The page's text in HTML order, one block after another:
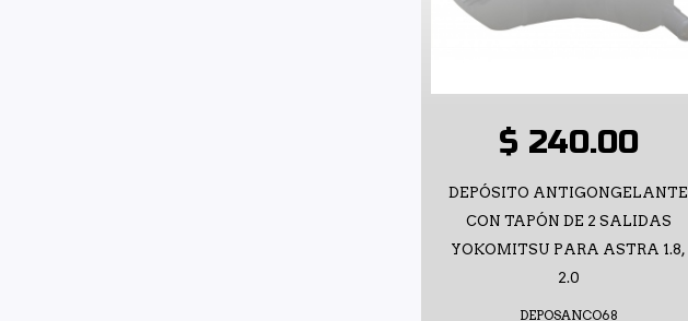
$ 240.00
DEPÓSITO ANTIGONGELANTE
CON TAPÓN DE 2 SALIDAS
YOKOMITSU PARA ASTRA 1.8,
2.0
DEPOSANCO68